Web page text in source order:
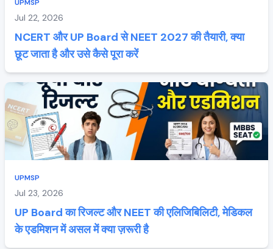
UPMSP
Jul 22, 2026
NCERT और UP Board से NEET 2027 की तैयारी, क्या
छूट जाता है और उसे कैसे पूरा करें
UPMSP
Jul 23, 2026
UP Board का रिजल्ट और NEET की एलिजिबिलिटी, मेडिकल
के एडमिशन में असल में क्या ज़रूरी है